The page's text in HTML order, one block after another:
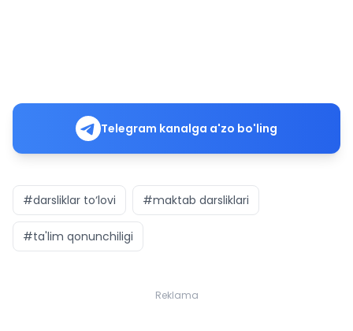
Telegram kanalga a'zo bo'ling
#darsliklar to‘lovi #maktab darsliklari
#ta'lim qonunchiligi
Reklama